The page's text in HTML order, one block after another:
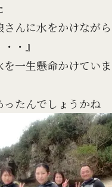
んに水をかけながら
・』
を一生懸命かけてい
たんでしょうかね